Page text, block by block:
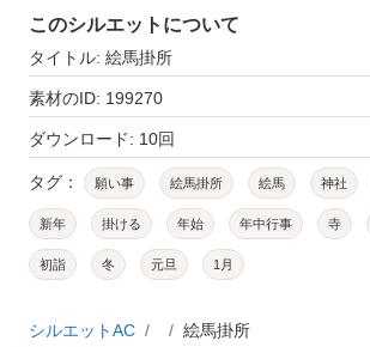
このシルエットについて
タイトル: 絵馬掛所
素材のID: 199270
ダウンロード: 10回
タグ： 願い事 絵馬掛所 絵馬 神社
新年 掛ける 年始 年中行事 寺
初詣 冬 元旦 1月
シルエットAC 絵馬掛所